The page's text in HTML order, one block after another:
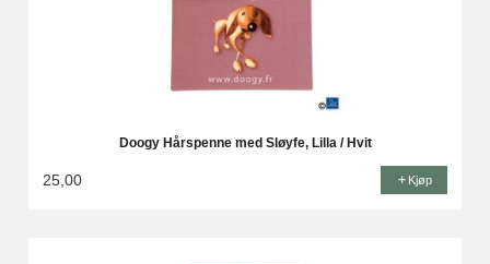
Doogy Hårspenne med Sløyfe, Lilla / Hvit
25,00 Kjøp